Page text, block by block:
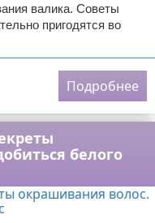
валика. Советы
пригодятся во
Подробнее
белого